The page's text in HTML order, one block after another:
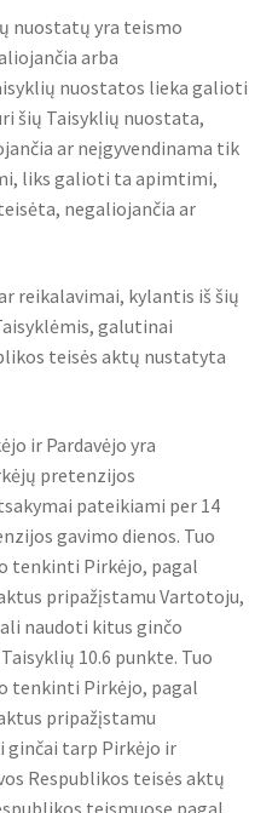
nuostatų yra teismo
arba
nuostatos lieka galioti
šių Taisyklių nuostata,
ar neįgyvendinama tik
liks galioti ta apimtimi,
negaliojančia ar
reikalavimai, kylantis iš šių
galutinai
teisės aktų nustatyta
ir Pardavėjo yra
pretenzijos
pateikiami per 14
gavimo dienos. Tuo
tenkinti Pirkėjo, pagal
pripažįstamu Vartotoju,
naudoti kitus ginčo
10.6 punkte. Tuo
tenkinti Pirkėjo, pagal
pripažįstamu
ginčai tarp Pirkėjo ir
Respublikos teisės aktų
teismuose pagal